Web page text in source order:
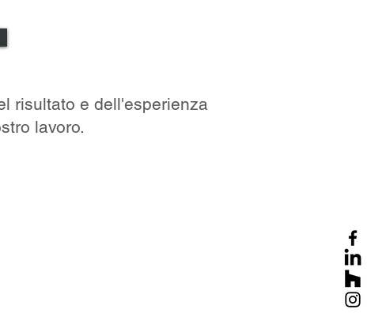
risultato e dell'esperienza
lavoro.